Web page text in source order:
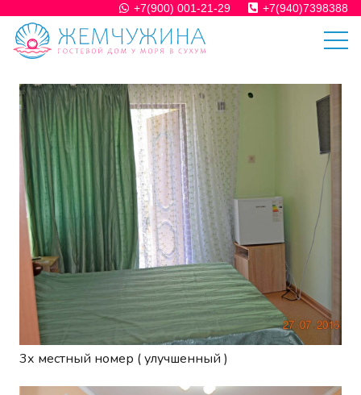
+7(900) 001-21-29 +7(940)7398388
3х местный номер ( улучшенный )